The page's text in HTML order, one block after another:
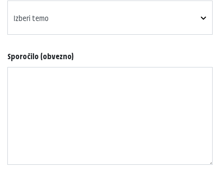
Izberi temo
Sporočilo (obvezno)